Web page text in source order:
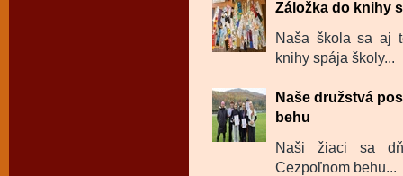
Záložka do knihy
Naša škola sa aj
knihy spája školy...
Naše družstvá
behu
Naši žiaci sa
Cezpoľnom behu...